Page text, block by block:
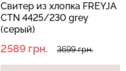
Свитер из хлопка FREYJA
CTN 4425/230 grey
(серый)
2589 грн. 3699 грн.
Бесшовный топ с легкой
SHAPEWEAR nude
(бежевый) Giulia